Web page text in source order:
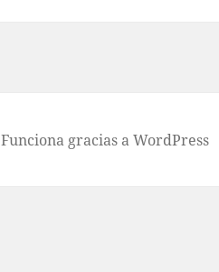
Funciona gracias a WordPress